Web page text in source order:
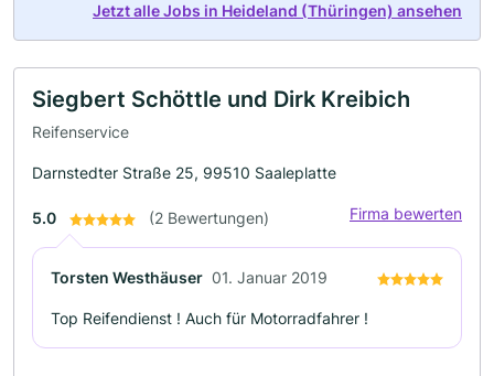
Jetzt alle Jobs in Heideland (Thüringen) ansehen
Siegbert Schöttle und Dirk Kreibich
Reifenservice
Darnstedter Straße 25, 99510 Saaleplatte
5.0 (2 Bewertungen) Firma bewerten
Torsten Westhäuser 01. Januar 2019
Top Reifendienst ! Auch für Motorradfahrer !